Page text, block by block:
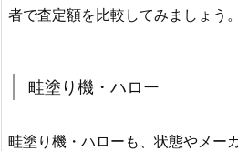
者で査定額を比較してみましょう。
畦塗り機・ハロー
畦塗り機・ハローも、状態やメー